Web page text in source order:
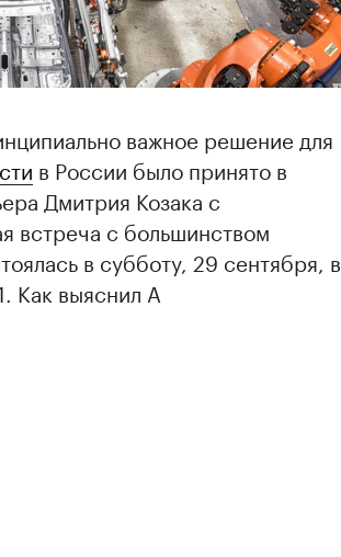
важное решение для
в России было принято в
Дмитрия Козака с
встреча с большинством
в субботу, 29 сентября, в
Как выяснил A